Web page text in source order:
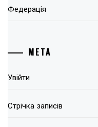
Федерація
МЕТА
Увійти
Стрічка записів